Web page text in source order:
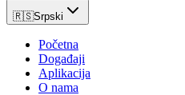
🇷🇸Srpski
Početna
Događaji
Aplikacija
O nama